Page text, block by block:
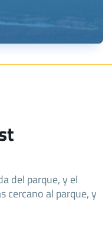
del parque, y el
cercano al parque, y